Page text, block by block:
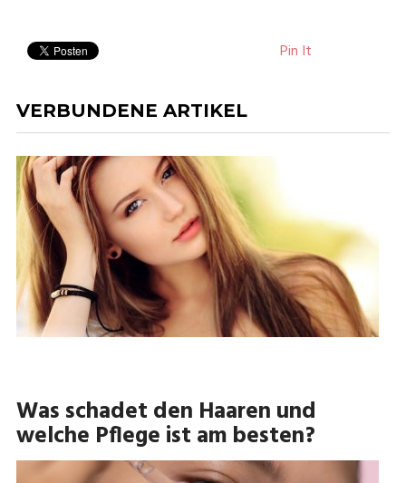
Pin It
VERBUNDENE ARTIKEL
Was schadet den Haaren und
welche Pflege ist am besten?